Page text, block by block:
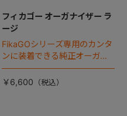
フィカゴー オーガナイザー ラ
ージ
FikaGOシリーズ専用のカンタ
ンに装着できる純正オーガナ
イザー。
￥6,600